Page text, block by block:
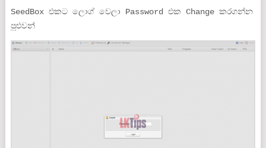
SeedBox එකට ලොග් වෙලා Password එක Change කරගන්න
පුළුවන්